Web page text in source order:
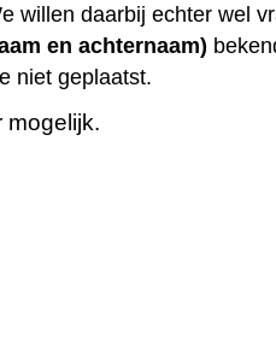
willen daarbij echter wel
en achternaam)
niet geplaatst.
mogelijk.